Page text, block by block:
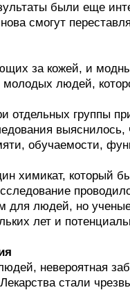
были еще
смогут
за кожей, и
людей,
отдельных группы
выяснилось,
обучаемости,
химикат, который
для людей, но
лет и
невероятная
стали